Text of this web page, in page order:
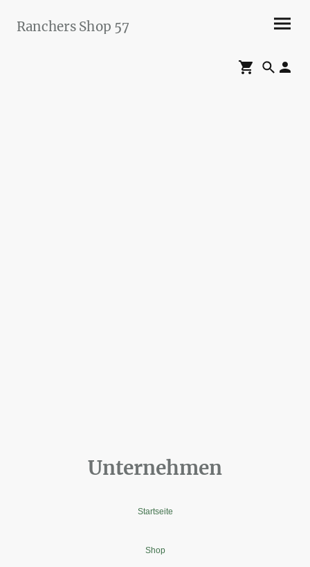
Ranchers Shop 57
Unternehmen
Startseite
Shop